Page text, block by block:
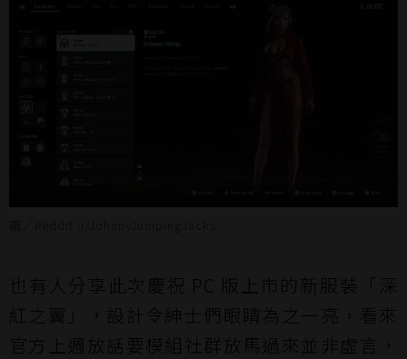
也有人分享此次慶祝 PC 版上市的新服裝「深
紅之翼」，設計令紳士們眼睛為之一亮，看來
官方上週放話要模組社群放馬過來並非虛言，